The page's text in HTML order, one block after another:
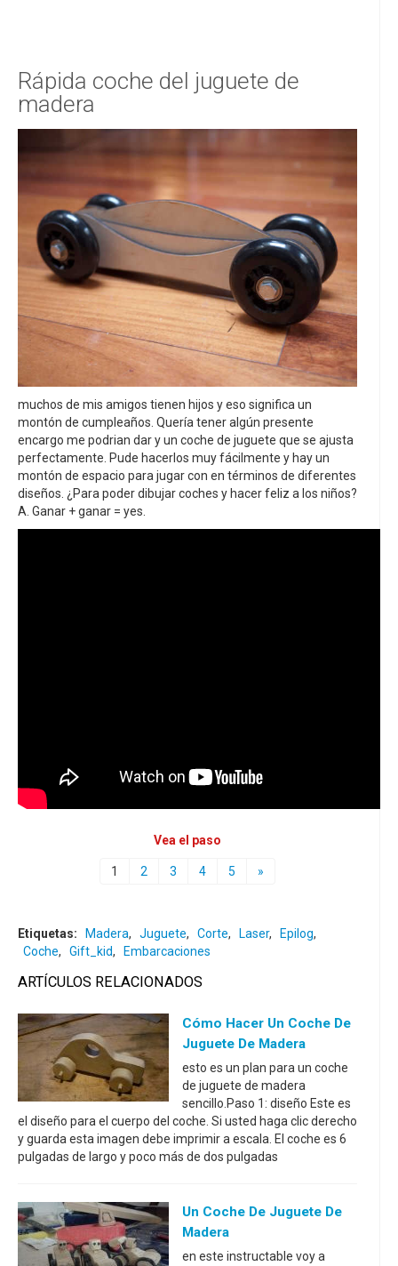
Rápida coche del juguete de
madera
muchos de mis amigos tienen hijos y eso significa un
montón de cumpleaños. Quería tener algún presente
encargo me podrian dar y un coche de juguete que se ajusta
perfectamente. Pude hacerlos muy fácilmente y hay un
montón de espacio para jugar con en términos de diferentes
diseños. ¿Para poder dibujar coches y hacer feliz a los niños?
A. Ganar + ganar = yes.
Vea el paso
1 2 3 4 5 »
Etiquetas: Madera, Juguete, Corte, Laser, Epilog,
Coche, Gift_kid, Embarcaciones
ARTÍCULOS RELACIONADOS
Cómo Hacer Un Coche De
Juguete De Madera
esto es un plan para un coche
de juguete de madera
sencillo.Paso 1: diseño Este es
el diseño para el cuerpo del coche. Si usted haga clic derecho
y guarda esta imagen debe imprimir a escala. El coche es 6
pulgadas de largo y poco más de dos pulgadas
Un Coche De Juguete De
Madera
en este instructable voy a